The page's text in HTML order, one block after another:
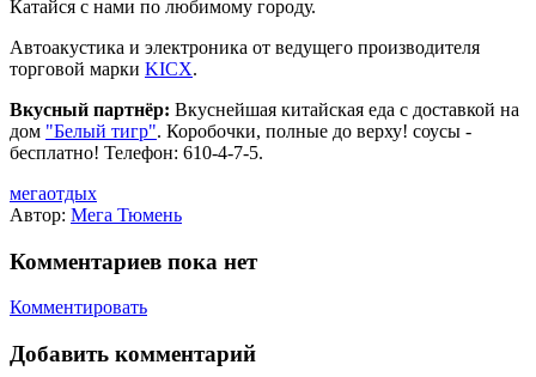
Катайся с нами по любимому городу.
Автоакустика и электроника от ведущего производителя
торговой марки KICX.
Вкусный партнёр: Вкуснейшая китайская еда с доставкой на
дом "Белый тигр". Коробочки, полные до верху! соусы -
бесплатно! Телефон: 610-4-7-5.
мегаотдых
Автор: Мега Тюмень
Комментариев пока нет
Комментировать
Добавить комментарий